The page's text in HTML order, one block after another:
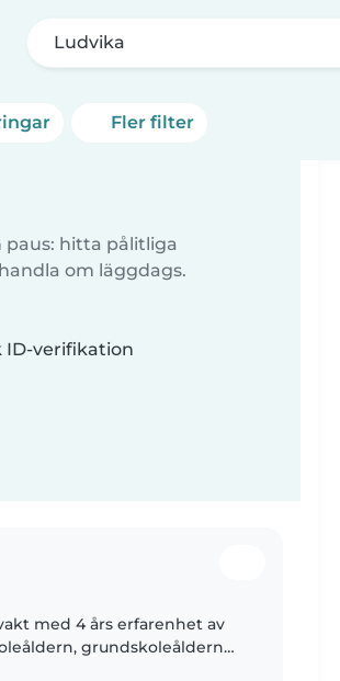
Ludvika
Fler filter
paus: hitta pålitliga
om läggdags.
ID-verifikation
med 4 års erfarenhet av
grundskoleåldern